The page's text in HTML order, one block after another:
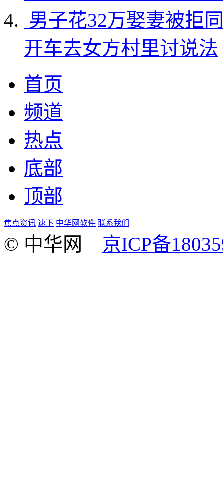
男子花32万娶妻被拒
开车去女方村里讨说法
首页
频道
热点
底部
顶部
焦点资讯 速下 中华网软件 联系我们
© 中华网 京ICP备